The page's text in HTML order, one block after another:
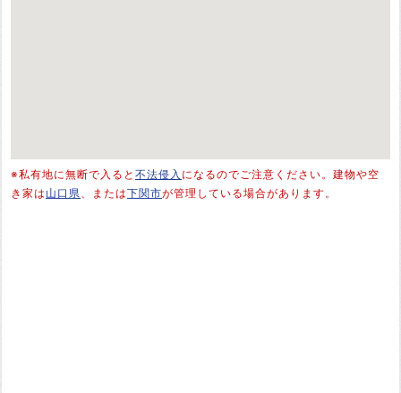
※私有地に無断で入ると 不法侵入 になるのでご注意ください。建物や空
き家は 山口県 、または下関市が管理している場合があります。